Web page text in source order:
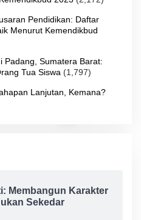
Pendidikan: Daftar
Menurut Kemendikbud
Padang, Sumatera Barat:
Tua Siswa (1,797)
Lanjutan, Kemana?
Membangun Karakter
Sekedar